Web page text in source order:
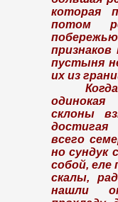
которая
потом
пустыня
их из
склоны
всего
но сундук
собой, еле
скалы,
нашли